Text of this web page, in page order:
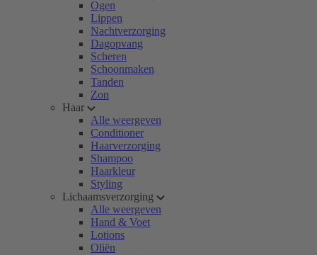
Ogen
Lippen
Nachtverzorging
Dagopvang
Scheren
Schoonmaken
Tanden
Zon
Haar
Alle weergeven
Conditioner
Haarverzorging
Shampoo
Haarkleur
Styling
Lichaamsverzorging
Alle weergeven
Hand & Voet
Lotions
Oliën